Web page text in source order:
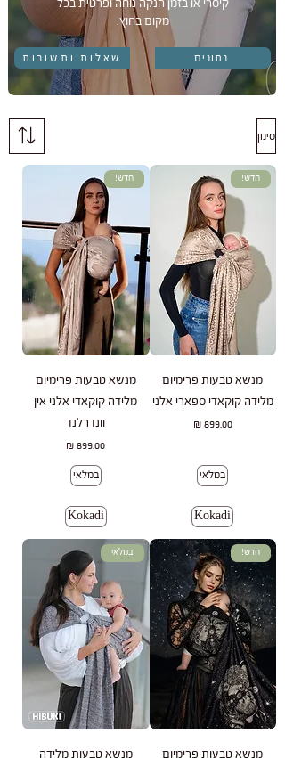
קיסרי או בזמן הנקה נוחה ופרטית בכל
מקום בחוץ.
שאלות ותשובות נתונים
סינון
חדש!
מנשא טבעות פרימיום
מלידה קוקאדי ספארי אלני
מחיר‏899.00 ‏₪
במלאי
Kokadi
חדש!
מנשא טבעות פרימיום
מלידה קוקאדי אלני אין
וונדרלנד
מחיר
במלאי
Kokadi
חדש!
מנשא טבעות פרימיום
במלאי
מנשא טבעות מלידה